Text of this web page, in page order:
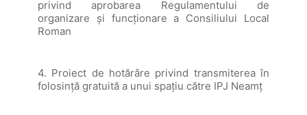
privind aprobarea Regulamentului de
organizare și funcționare a Consiliului Local
Roman
4. Proiect de hotărâre privind transmiterea în
folosință gratuită a unui spațiu către IPJ Neamț